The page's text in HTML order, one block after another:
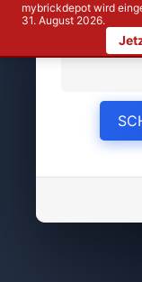
mybrickdepot wird
31. August 2026.